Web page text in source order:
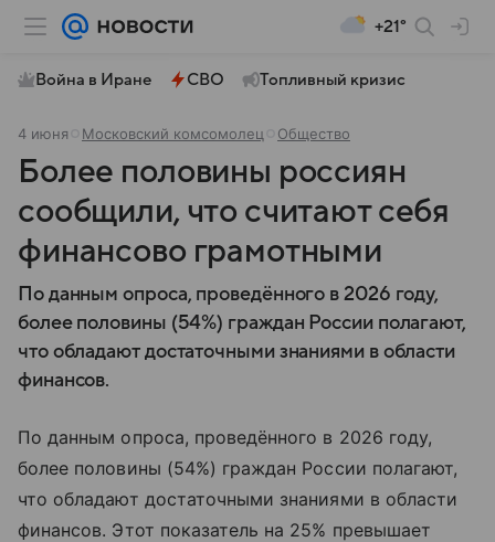
+21°
Война в Иране СВО Топливный кризис
4 июня Московский комсомолец Общество
Более половины россиян
сообщили, что считают себя
финансово грамотными
По данным опроса, проведённого в 2026 году,
более половины (54%) граждан России полагают,
что обладают достаточными знаниями в области
финансов.
По данным опроса, проведённого в 2026 году,
более половины (54%) граждан России полагают,
что обладают достаточными знаниями в области
финансов. Этот показатель на 25% превышает